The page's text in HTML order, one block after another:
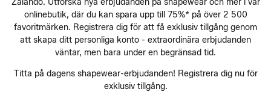
Zalando. Utforska nya erbjudanden på shapewear och mer i vår
onlinebutik, där du kan spara upp till 75%* på över 2 500
favoritmärken. Registrera dig för att få exklusiv tillgång genom
att skapa ditt personliga konto - extraordinära erbjudanden
väntar, men bara under en begränsad tid.
Titta på dagens shapewear-erbjudanden! Registrera dig nu för
exklusiv tillgång.